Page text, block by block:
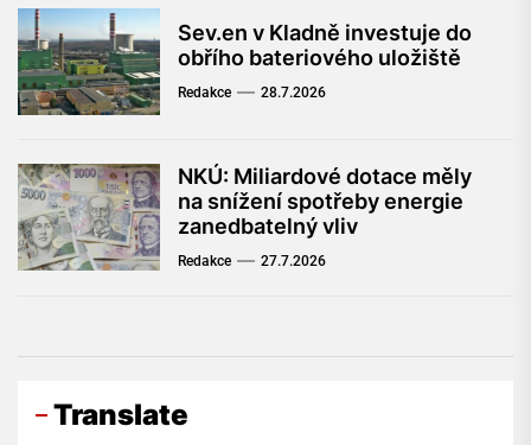
Sev.en v Kladně investuje do
obřího bateriového uložiště
Redakce 28.7.2026
NKÚ: Miliardové dotace měly
na snížení spotřeby energie
zanedbatelný vliv
Redakce 27.7.2026
Translate